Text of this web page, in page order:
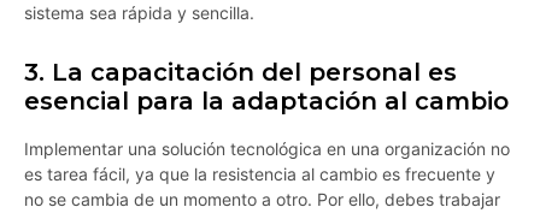
sistema sea rápida y sencilla.
3. La capacitación del personal es
esencial para la adaptación al cambio
Implementar una solución tecnológica en una organización no
es tarea fácil, ya que la resistencia al cambio es frecuente y
no se cambia de un momento a otro. Por ello, debes trabajar